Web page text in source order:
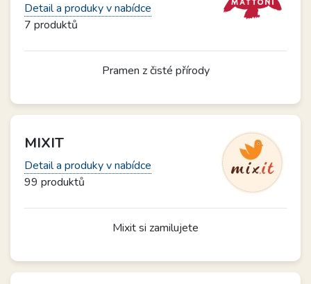
Detail a produky v nabídce
7 produktů
Pramen z čisté přírody
MIXIT
Detail a produky v nabídce
99 produktů
Mixit si zamilujete